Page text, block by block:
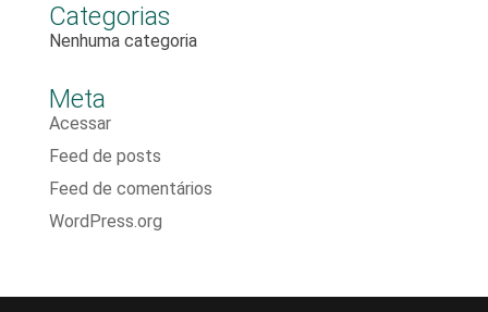
Categorias
Nenhuma categoria
Meta
Acessar
Feed de posts
Feed de comentários
WordPress.org